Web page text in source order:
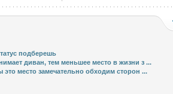
подберешь
диван, тем меньшее место в жизни з ...
это место замечательно обходим сторон ...